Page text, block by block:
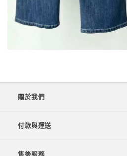
關於我們
付款與運送
售後服務